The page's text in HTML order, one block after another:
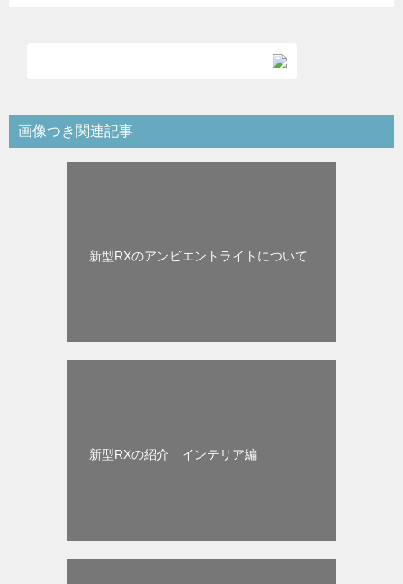
画像つき関連記事
新型RXのアンビエントライトについて
新型RXの紹介 インテリア編